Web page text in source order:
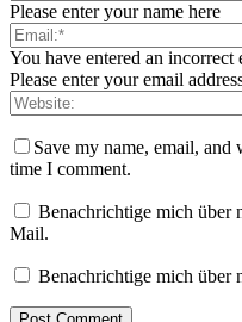
Please enter your name here
You have entered an incorrect
Please enter your email
Save my name, email,
time I comment.
Benachrichtige mich über
Mail.
Benachrichtige mich über